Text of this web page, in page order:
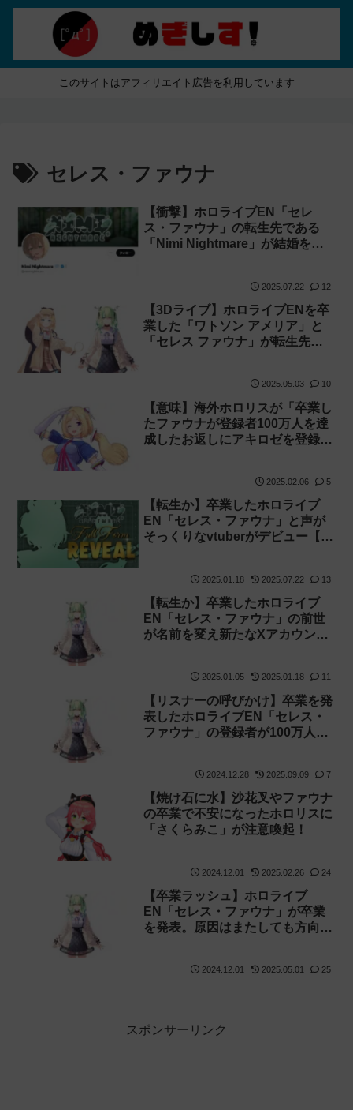
このサイトはアフィリエイト広告を利用しています
セレス・ファウナ
【衝撃】ホロライブEN「セレ
ス・ファウナ」の転生先である
「Nimi Nightmare」が結婚を発
2025.07.22 12
【3Dライブ】ホロライブENを卒
業した「ワトソン アメリア」と
「セレス ファウナ」が転生先で
2025.05.03 10
【意味】海外ホロリスが「卒業し
たファウナが登録者100万人を達
成したお返しにアキロゼを登録者
2025.02.06 5
【転生か】卒業したホロライブ
EN「セレス・ファウナ」と声が
そっくりなvtuberがデビュー【前
2025.01.18 2025.07.22 13
【転生か】卒業したホロライブ
EN「セレス・ファウナ」の前世
が名前を変え新たなXアカウント
2025.01.05 2025.01.18 11
【リスナーの呼びかけ】卒業を発
表したホロライブEN「セレス・
ファウナ」の登録者が100万人を
2024.12.28 2025.09.09 7
【焼け石に水】沙花叉やファウナ
の卒業で不安になったホロリスに
「さくらみこ」が注意喚起！
2024.12.01 2025.02.26 24
【卒業ラッシュ】ホロライブ
EN「セレス・ファウナ」が卒業
を発表。原因はまたしても方向性
2024.12.01 2025.05.01 25
スポンサーリンク